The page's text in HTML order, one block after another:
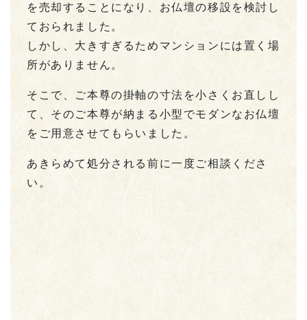
を売却することになり、お仏壇の移設を検討し
ておられました。
しかし、大きすぎるためマンションには置く場
所がありません。
そこで、ご本尊の掛軸の寸法を小さくお直しし
て、そのご本尊が納まる小型でモダンなお仏壇
をご用意させてもらいました。
あきらめて処分される前に一度ご相談くださ
い。